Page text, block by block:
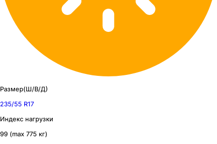
Размер(Ш/В/Д)
235/55 R17
Индекс нагрузки
99 (max 775 кг)